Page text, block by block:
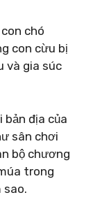
chó
con cừu bị
và gia súc
bản địa của
sân chơi
bộ chương
trong
sao.